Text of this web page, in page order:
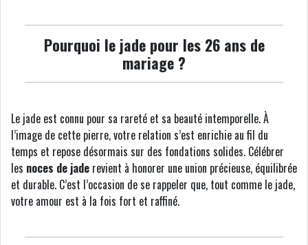
Pourquoi le jade pour les 26 ans de
mariage ?
Le jade est connu pour sa rareté et sa beauté intemporelle. À
l’image de cette pierre, votre relation s’est enrichie au fil du
temps et repose désormais sur des fondations solides. Célébrer
les noces de jade revient à honorer une union précieuse, équilibrée
et durable. C’est l’occasion de se rappeler que, tout comme le jade,
votre amour est à la fois fort et raffiné.